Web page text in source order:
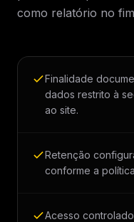
como relatório no
Finalidade
dados restrito à
ao site.
Retenção
conforme a
Acesso